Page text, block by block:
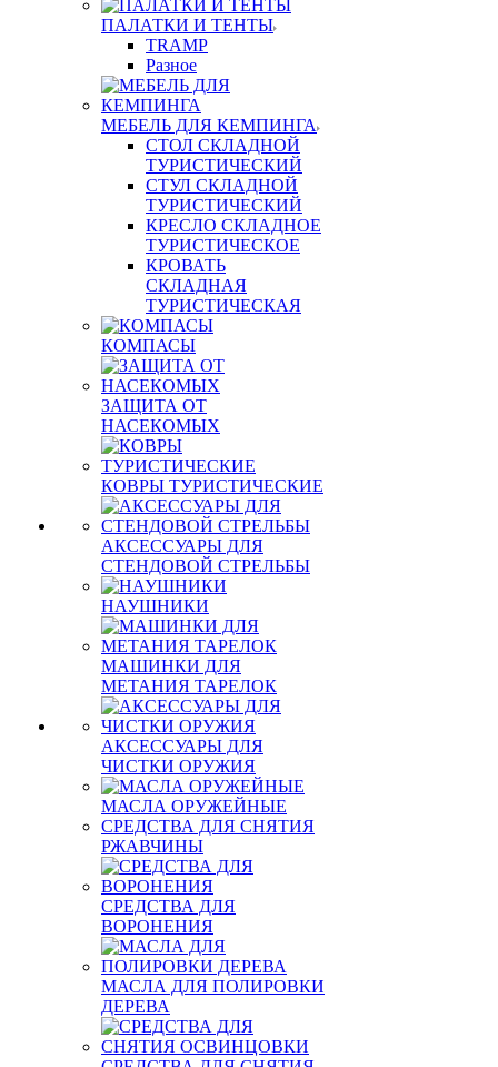
ПАЛАТКИ И ТЕНТЫ
TRAMP
Разное
МЕБЕЛЬ ДЛЯ КЕМПИНГА
СТОЛ СКЛАДНОЙ
ТУРИСТИЧЕСКИЙ
СТУЛ СКЛАДНОЙ
ТУРИСТИЧЕСКИЙ
КРЕСЛО СКЛАДНОЕ
ТУРИСТИЧЕСКОЕ
КРОВАТЬ
СКЛАДНАЯ
ТУРИСТИЧЕСКАЯ
КОМПАСЫ
ЗАЩИТА ОТ
НАСЕКОМЫХ
КОВРЫ ТУРИСТИЧЕСКИЕ
АКСЕССУАРЫ ДЛЯ
СТЕНДОВОЙ СТРЕЛЬБЫ
НАУШНИКИ
МАШИНКИ ДЛЯ
МЕТАНИЯ ТАРЕЛОК
АКСЕССУАРЫ ДЛЯ
ЧИСТКИ ОРУЖИЯ
МАСЛА ОРУЖЕЙНЫЕ
СРЕДСТВА ДЛЯ СНЯТИЯ
РЖАВЧИНЫ
СРЕДСТВА ДЛЯ
ВОРОНЕНИЯ
МАСЛА ДЛЯ ПОЛИРОВКИ
ДЕРЕВА